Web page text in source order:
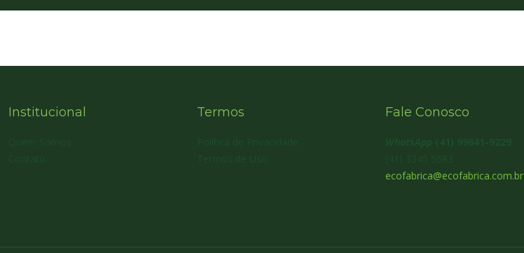
Institucional Termos Fale Conosco
ecofabrica@ecofabrica.com.br